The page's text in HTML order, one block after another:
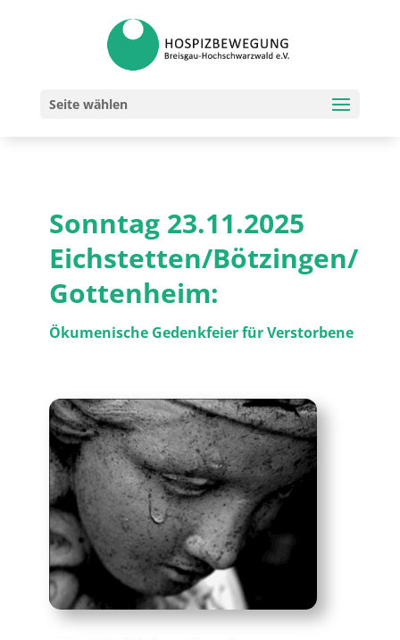
Seite wählen
Sonntag 23.11.2025
Eichstetten/Bötzingen/
Gottenheim:
Ökumenische Gedenkfeier für Verstorbene